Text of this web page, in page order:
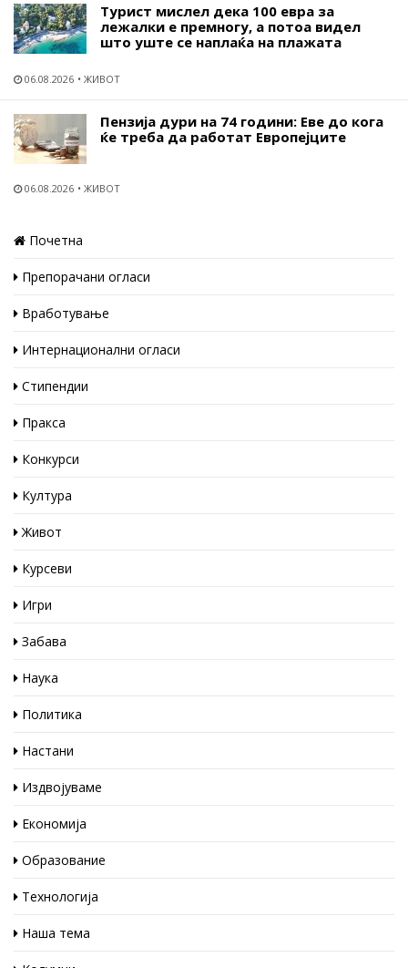
Турист мислел дека 100 евра за
лежалки е премногу, а потоа видел
што уште се наплаќа на плажата
06.08.2026 ЖИВОТ
Пензија дури на 74 години: Еве до кога
ќе треба да работат Европејците
06.08.2026 ЖИВОТ
Почетна
Препорачани огласи
Вработување
Интернационални огласи
Стипендии
Пракса
Конкурси
Култура
Живот
Курсеви
Игри
Забава
Наука
Политика
Настани
Издвојуваме
Економија
Образование
Технологија
Наша тема